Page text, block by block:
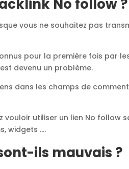
No follow ?
vous ne souhaitez pas
pour la première fois par
devenu un problème.
dans les champs de
vouloir utiliser un lien No follow
widgets ….
ils mauvais ?